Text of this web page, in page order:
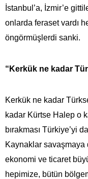
İstanbul’a, İzmir’e
onlarda feraset vardı
öngörmüşlerdi sanki.
“Kerkük ne kadar
Kerkük ne kadar
kadar Kürtse Halep o
bırakması Türkiye’yi
Kaynaklar savaşmaya
ekonomi ve ticaret
hepimize, bütün